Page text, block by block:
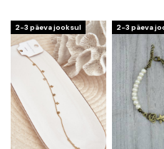
2-3 päeva jooksul 2-3 päeva